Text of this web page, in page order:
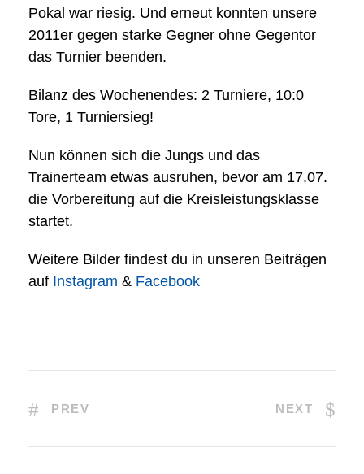
Pokal war riesig. Und erneut konnten unsere
2011er gegen starke Gegner ohne Gegentor
das Turnier beenden.
Bilanz des Wochenendes: 2 Turniere, 10:0
Tore, 1 Turniersieg!
Nun können sich die Jungs und das
Trainerteam etwas ausruhen, bevor am 17.07.
die Vorbereitung auf die Kreisleistungsklasse
startet.
Weitere Bilder findest du in unseren Beiträgen
auf Instagram & Facebook
PREV NEXT